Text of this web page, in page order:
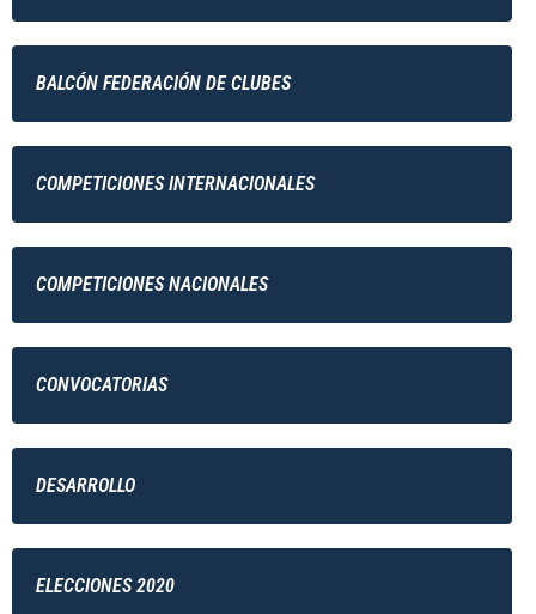
BALCÓN FEDERACIÓN DE CLUBES
COMPETICIONES INTERNACIONALES
COMPETICIONES NACIONALES
CONVOCATORIAS
DESARROLLO
ELECCIONES 2020